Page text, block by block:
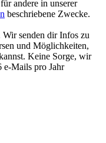
andere in unserer
beschriebene Zwecke.
senden dir Infos zu
und Möglichkeiten,
Keine Sorge, wir
e-Mails pro Jahr